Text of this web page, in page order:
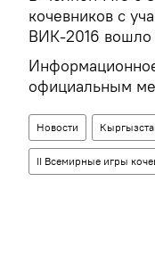
кочевников с
ВИК-2016 вошло
официальным
Новости
II Всемирные игры